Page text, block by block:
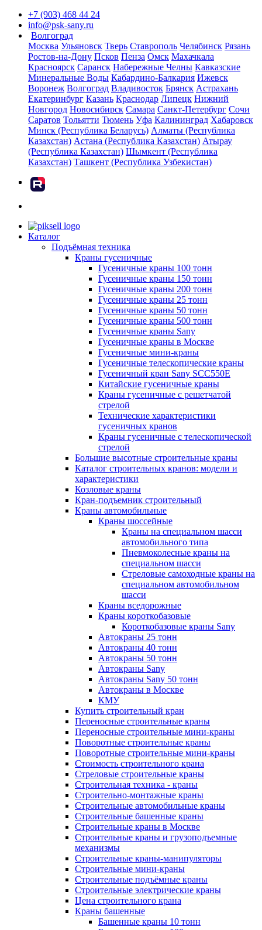
+7 (903) 468 44 24
info@psk-sany.ru
Волгоград
Москва Ульяновск Тверь Ставрополь Челябинск Рязань
Ростов-на-Дону Псков Пенза Омск Махачкала
Красноярск Саранск Набережные Челны Кавказские
Минеральные Воды Кабардино-Балкария Ижевск
Воронеж Волгоград Владивосток Брянск Астрахань
Екатеринбург Казань Краснодар Липецк Нижний
Новгород Новосибирск Самара Санкт-Петербург Сочи
Саратов Тольятти Тюмень Уфа Калининград Хабаровск
Минск (Республика Беларусь) Алматы (Республика
Казахстан) Астана (Республика Казахстан) Атырау
(Республика Казахстан) Шымкент (Республика
Казахстан) Ташкент (Республика Узбекистан)
Каталог
Подъёмная техника
Краны гусеничные
Гусеничные краны 100 тонн
Гусеничные краны 150 тонн
Гусеничные краны 200 тонн
Гусеничные краны 25 тонн
Гусеничные краны 50 тонн
Гусеничные краны 500 тонн
Гусеничные краны Sany
Гусеничные краны в Москве
Гусеничные мини-краны
Гусеничные телескопические краны
Гусеничный кран Sany SCC550E
Китайские гусеничные краны
Краны гусеничные с решетчатой
стрелой
Технические характеристики
гусеничных кранов
Краны гусеничные с телескопической
стрелой
Большие высотные строительные краны
Каталог строительных кранов: модели и
характеристики
Козловые краны
Кран-подъемник строительный
Краны автомобильные
Краны шоссейные
Краны на специальном шасси
автомобильного типа
Пневмоколесные краны на
специальном шасси
Стреловые самоходные краны на
специальном автомобильном
шасси
Краны вседорожные
Краны короткобазовые
Короткобазовые краны Sany
Автокраны 25 тонн
Автокраны 40 тонн
Автокраны 50 тонн
Автокраны Sany
Автокраны Sany 50 тонн
Автокраны в Москве
КМУ
Купить строительный кран
Переносные строительные краны
Переносные строительные мини-краны
Поворотные строительные краны
Поворотные строительные мини-краны
Стоимость строительного крана
Стреловые строительные краны
Строительная техника - краны
Строительно-монтажные краны
Строительные автомобильные краны
Строительные башенные краны
Строительные краны в Москве
Строительные краны и грузоподъемные
механизмы
Строительные краны-манипуляторы
Строительные мини-краны
Строительные подъёмные краны
Строительные электрические краны
Цена строительного крана
Краны башенные
Башенные краны 10 тонн